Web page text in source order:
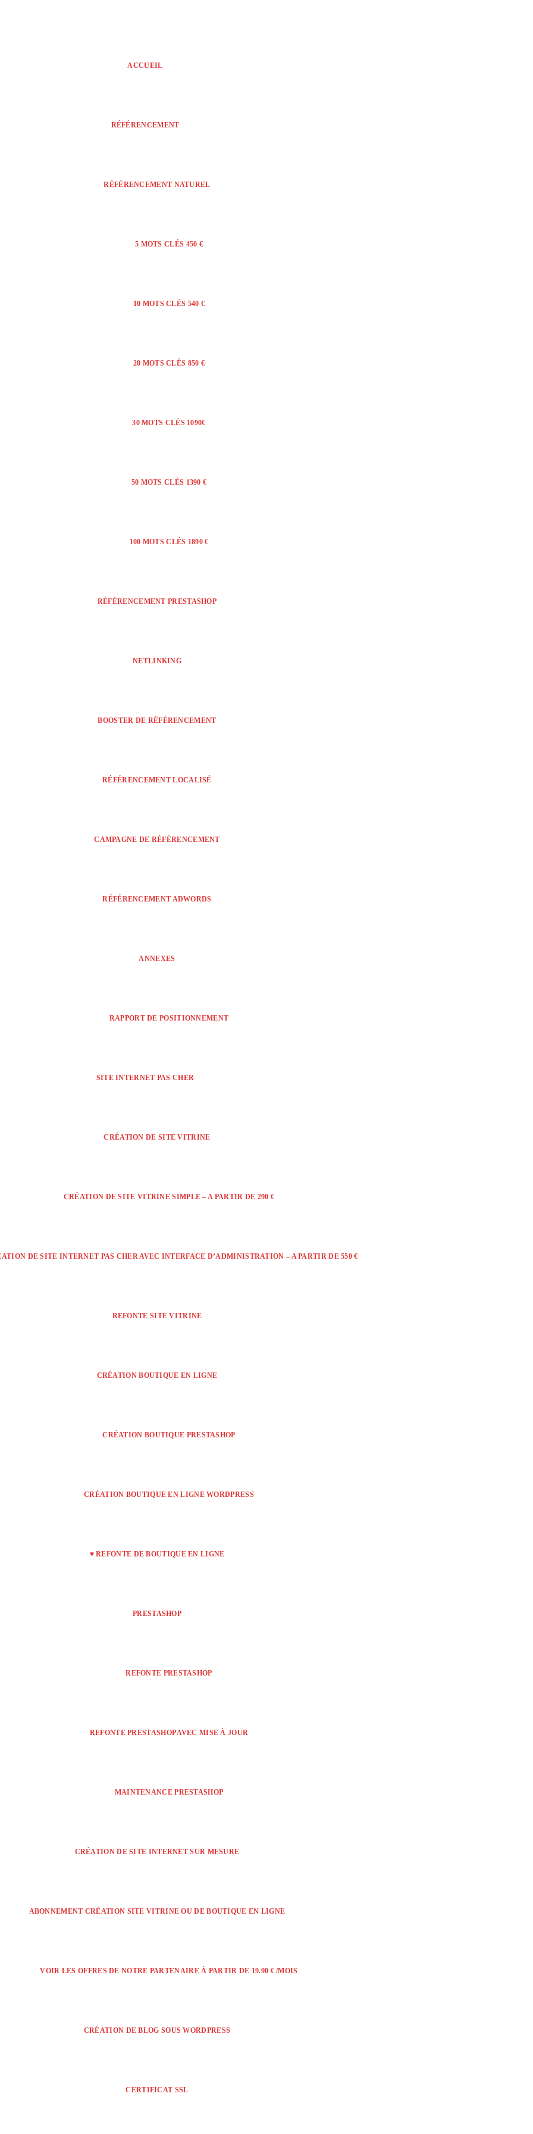
ACCUEIL
RÉFÉRENCEMENT
RÉFÉRENCEMENT NATUREL
5 MOTS CLÉS 450 €
10 MOTS CLÉS 540 €
20 MOTS CLÉS 850 €
30 MOTS CLÉS 1090€
50 MOTS CLÉS 1390 €
100 MOTS CLÉS 1890 €
RÉFÉRENCEMENT PRESTASHOP
NETLINKING
BOOSTER DE RÉFÉRENCEMENT
RÉFÉRENCEMENT LOCALISÉ
CAMPAGNE DE RÉFÉRENCEMENT
RÉFÉRENCEMENT ADWORDS
ANNEXES
RAPPORT DE POSITIONNEMENT
SITE INTERNET PAS CHER
CRÉATION DE SITE VITRINE
CRÉATION DE SITE VITRINE SIMPLE – A PARTIR DE 290 €
DE SITE INTERNET PAS CHER AVEC INTERFACE D’ADMINISTRATION – A PARTIR DE 550 €
REFONTE SITE VITRINE
CRÉATION BOUTIQUE EN LIGNE
CRÉATION BOUTIQUE PRESTASHOP
CRÉATION BOUTIQUE EN LIGNE WORDPRESS
♥ REFONTE DE BOUTIQUE EN LIGNE
PRESTASHOP
REFONTE PRESTASHOP
REFONTE PRESTASHOP AVEC MISE À JOUR
MAINTENANCE PRESTASHOP
CRÉATION DE SITE INTERNET SUR MESURE
ABONNEMENT CRÉATION SITE VITRINE OU DE BOUTIQUE EN LIGNE
VOIR LES OFFRES DE NOTRE PARTENAIRE À PARTIR DE 19.90 € /MOIS
CRÉATION DE BLOG SOUS WORDPRESS
CERTIFICAT SSL